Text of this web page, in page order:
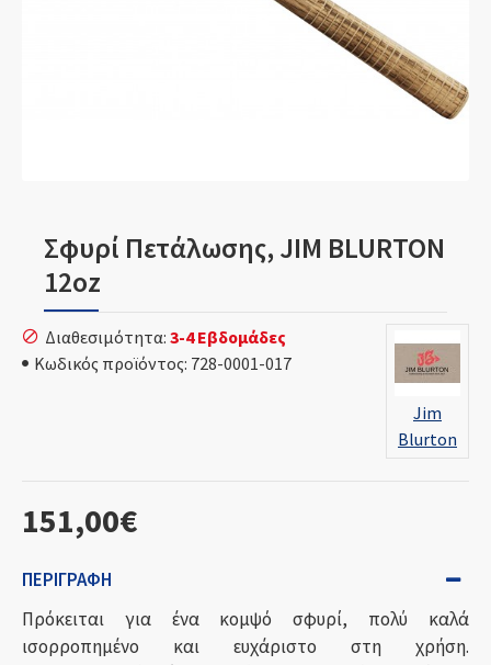
Σφυρί Πετάλωσης, JIM BLURTON
12oz
151,00€
Διαθεσιμότητα: 3-4 Εβδομάδες
Κωδικός προϊόντος: 728-0001-017
Jim
Blurton
ΠΕΡΙΓΡΑΦΉ
Πρόκειται για ένα κομψό σφυρί, πολύ καλά
ισορροπημένο και ευχάριστο στη χρήση.